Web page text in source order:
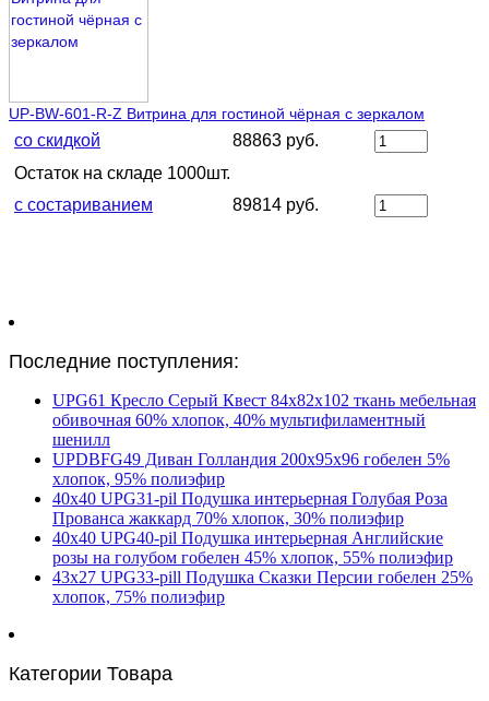
UP-BW-601-R-Z Витрина для гостиной чёрная с зеркалом
со скидкой
88863 руб.
Остаток на складе 1000шт.
с состариванием
89814 руб.
Последние поступления:
UPG61 Кресло Серый Квест 84х82х102 ткань мебельная
обивочная 60% хлопок, 40% мультифиламентный
шенилл
UPDBFG49 Диван Голландия 200х95х96 гобелен 5%
хлопок, 95% полиэфир
40х40 UPG31-pil Подушка интерьерная Голубая Роза
Прованса жаккард 70% хлопок, 30% полиэфир
40х40 UPG40-pil Подушка интерьерная Английские
розы на голубом гобелен 45% хлопок, 55% полиэфир
43х27 UPG33-pill Подушка Сказки Персии гобелен 25%
хлопок, 75% полиэфир
Категории Товара